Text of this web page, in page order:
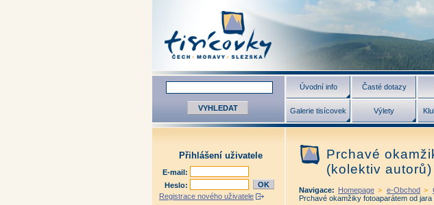
Úvodní info Časté dotazy
Galerie tisícovek Výlety
Přihlášení uživatele
E-mail:
Heslo:
Registrace nového uživatele
Prchavé
(kolektiv autorů)
Navigace: Homepage > e-Obchod >
Prchavé okamžiky fotoaparátem od